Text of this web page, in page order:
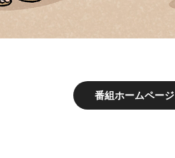
番組ホームページ